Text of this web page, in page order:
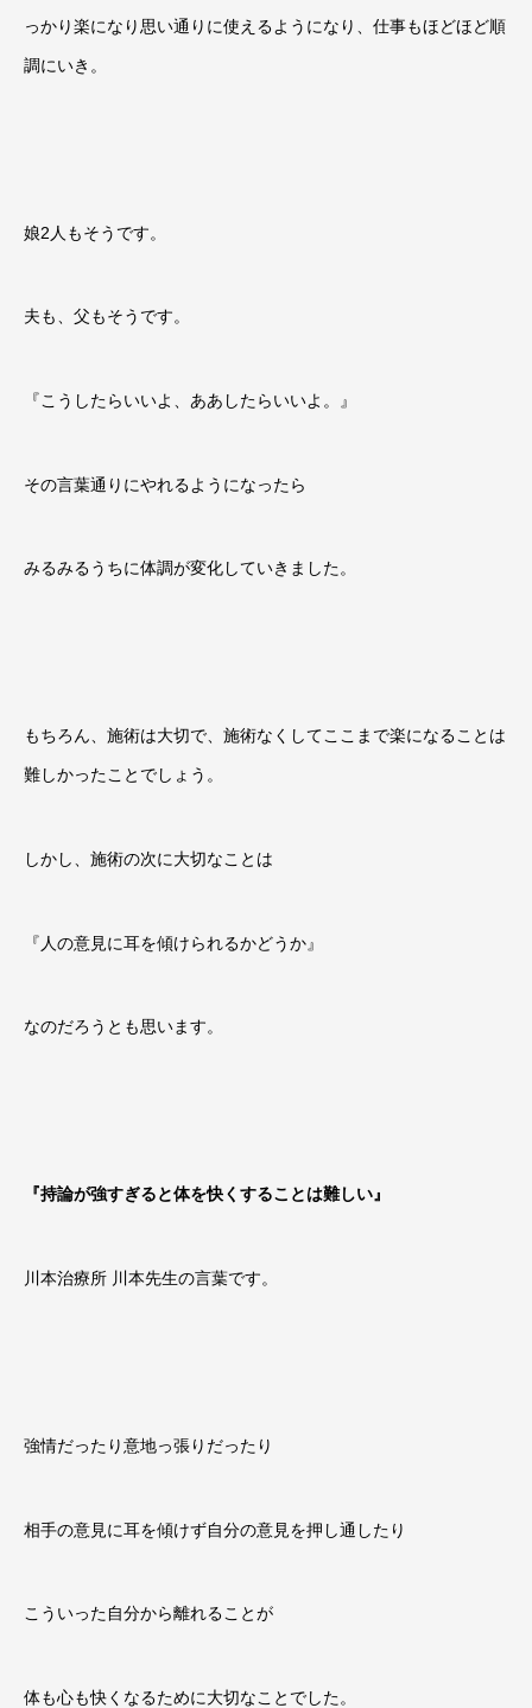
っかり楽になり思い通りに使えるようになり、仕事もほどほど順
調にいき。
娘2人もそうです。
夫も、父もそうです。
『こうしたらいいよ、ああしたらいいよ。』
その言葉通りにやれるようになったら
みるみるうちに体調が変化していきました。
もちろん、施術は大切で、施術なくしてここまで楽になることは
難しかったことでしょう。
しかし、施術の次に大切なことは
『人の意見に耳を傾けられるかどうか』
なのだろうとも思います。
『持論が強すぎると体を快くすることは難しい』
川本治療所 川本先生の言葉です。
強情だったり意地っ張りだったり
相手の意見に耳を傾けず自分の意見を押し通したり
こういった自分から離れることが
体も心も快くなるために大切なことでした。